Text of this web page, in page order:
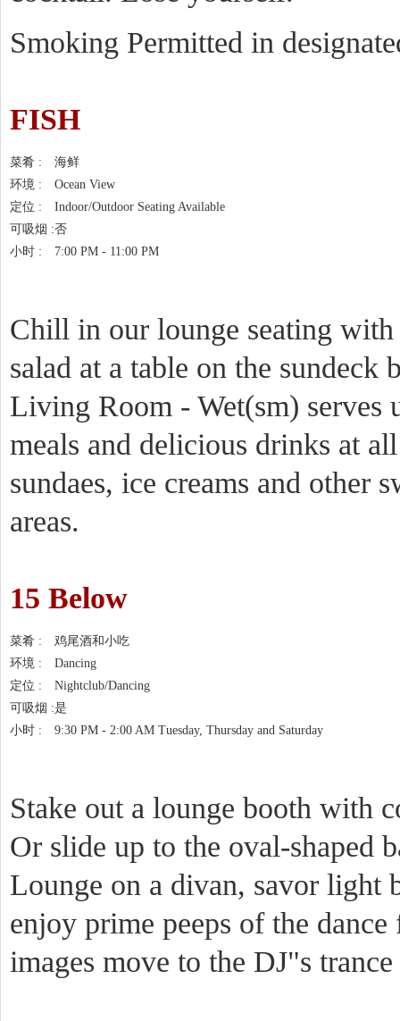
Smoking Permitted in
FISH
菜肴 :
海鲜
环境 :
Ocean View
定位 :
Indoor/Outdoor Seating Available
可吸烟 :否
小时 :
7:00 PM - 11:00 PM
Chill in our lounge seating
salad at a table on the
Living Room - Wet(sm) serves
meals and delicious drinks at
sundaes, ice creams and other
areas.
15 Below
菜肴 :
鸡尾酒和小吃
环境 :
Dancing
定位 :
Nightclub/Dancing
可吸烟 :是
小时 :
9:30 PM - 2:00 AM Tuesday, Thursday and Saturday
Stake out a lounge booth with
Or slide up to the oval-shaped
Lounge on a divan, savor light
enjoy prime peeps of the
images move to the DJ"s